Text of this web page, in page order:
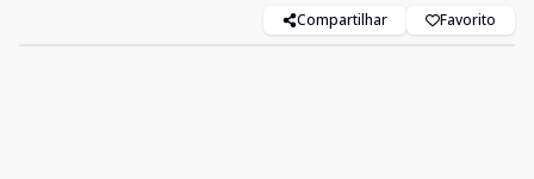
Compartilhar Favorito